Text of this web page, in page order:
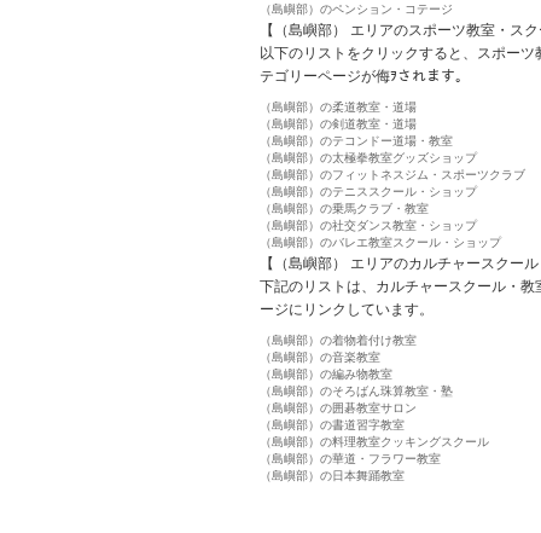
（島嶼部）のペンション・コテージ
【（島嶼部） エリアのスポーツ教室・ス
以下のリストをクリックすると、スポー
テゴリーページが侮ｦされます。
（島嶼部）の柔道教室・道場
（島嶼部）の剣道教室・道場
（島嶼部）のテコンドー道場・教室
（島嶼部）の太極拳教室グッズショップ
（島嶼部）のフィットネスジム・スポーツクラブ
（島嶼部）のテニススクール・ショップ
（島嶼部）の乗馬クラブ・教室
（島嶼部）の社交ダンス教室・ショップ
（島嶼部）のバレエ教室スクール・ショップ
【（島嶼部） エリアのカルチャースクー
下記のリストは、カルチャースクール・
ージにリンクしています。
（島嶼部）の着物着付け教室
（島嶼部）の音楽教室
（島嶼部）の編み物教室
（島嶼部）のそろばん珠算教室・塾
（島嶼部）の囲碁教室サロン
（島嶼部）の書道習字教室
（島嶼部）の料理教室クッキングスクール
（島嶼部）の華道・フラワー教室
（島嶼部）の日本舞踊教室